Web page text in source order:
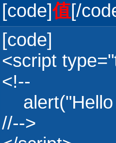
[code]值[/
[code]
<script
<!--
alert("Hello
//-->